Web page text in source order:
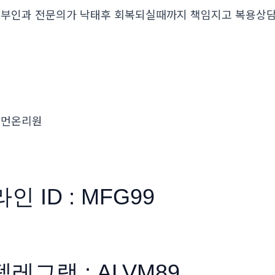
인과 전문의가 낙태후 회복되실때까지 책임지고 복용상
온리원
인 ID : MFG99